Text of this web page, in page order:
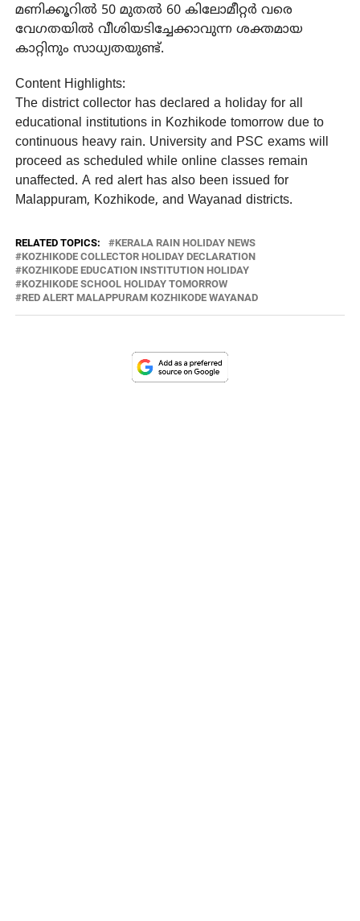
മണിക്കൂറില്‍ 50 മുതല്‍ 60 കിലോമീറ്റര്‍ വരെ
വേഗതയില്‍ വീശിയടിച്ചേക്കാവുന്ന ശക്തമായ
കാറ്റിനും സാധ്യതയുണ്ട്.
Content Highlights:
The district collector has declared a holiday for all
educational institutions in Kozhikode tomorrow due to
continuous heavy rain. University and PSC exams will
proceed as scheduled while online classes remain
unaffected. A red alert has also been issued for
Malappuram, Kozhikode, and Wayanad districts.
RELATED TOPICS:
KERALA RAIN HOLIDAY NEWS
KOZHIKODE COLLECTOR HOLIDAY DECLARATION
KOZHIKODE EDUCATION INSTITUTION HOLIDAY
KOZHIKODE SCHOOL HOLIDAY TOMORROW
RED ALERT MALAPPURAM KOZHIKODE WAYANAD